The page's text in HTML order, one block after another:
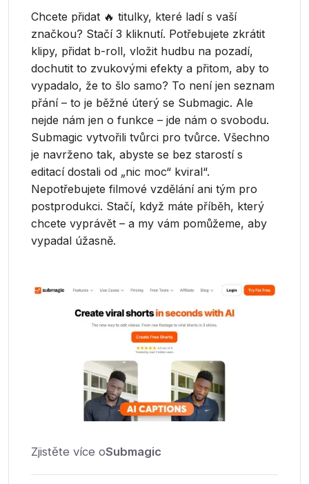
Chcete přidat 🔥 titulky, které ladí s vaší
značkou? Stačí 3 kliknutí. Potřebujete zkrátit
klipy, přidat b-roll, vložit hudbu na pozadí,
dochutit to zvukovými efekty a přitom, aby to
vypadalo, že to šlo samo? To není jen seznam
přání – to je běžné úterý se Submagic. Ale
nejde nám jen o funkce – jde nám o svobodu.
Submagic vytvořili tvůrci pro tvůrce. Všechno
je navrženo tak, abyste se bez starostí s
editací dostali od „nic moc“ kviral“.
Nepotřebujete filmové vzdělání ani tým pro
postprodukci. Stačí, když máte příběh, který
chcete vyprávět – a my vám pomůžeme, aby
vypadal úžasně.
Zjistěte více oSubmagic